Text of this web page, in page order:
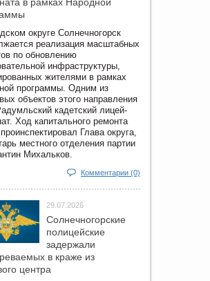
округе Солнечногорск
реализация масштабных
по обновлению
инфраструктуры,
жителями в рамках
программы. Одним из
объектов этого направления
кадетский лицей-
Ход капитального ремонта
Глава округа,
местного отделения партии
Михальков.
Комментарии (0)
29.07.2026
Солнечногорские
полицейские
задержали
в краже из
центра